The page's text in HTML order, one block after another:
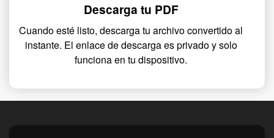
Descarga tu PDF
Cuando esté listo, descarga tu archivo convertido al
instante. El enlace de descarga es privado y solo
funciona en tu dispositivo.